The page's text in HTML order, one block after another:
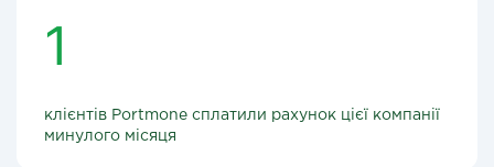
1
клієнтів Portmone сплатили рахунок цієї компанії
минулого місяця